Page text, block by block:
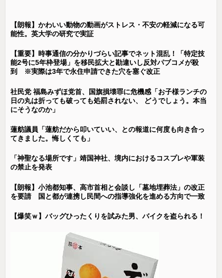
【朗報】かわいい動物の動画がストレス・不安の軽減になる可
能性。英大学の研究で実証
【重要】時事通信の分かりづらい記事でネット混乱！「特定技
能2号に5年枠登場」を移民拡大と勘違いし反対パブコメが殺
到 ※実際は3年で永住申請できた穴を塞ぐ改正
社民党 福島みずほ党首、国旗損壊罪に危機感「お子様ランチの
日の丸は折っても破っても処罰されない、 どうでしょう。本当
にそうなのか」
蓮舫議員「蓮舫だから叩いていい、との報道に何度も向き合っ
てきました。悔しくても」
「神聖なる場所です」靖国神社、境内におけるコスプレや軍装
の禁止を発表
【朗報】小池都知事、高市首相と会談し「墓地埋葬法」の改正
を要請 国と都が連携し民間への指導強化を進める方向で一致
【爆笑ｗ】バッグひったくりを試みた男、バイクを盗られる！